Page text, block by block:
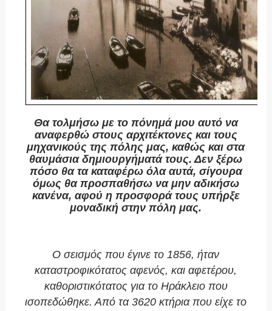
Θα τολμήσω με το πόνημά μου αυτό να
αναφερθώ στους αρχιτέκτονες και τους
μηχανικούς της πόλης μας, καθώς και στα
θαυμάσια δημιουργήματά τους. Δεν ξέρω
πόσο θα τα καταφέρω όλα αυτά, σίγουρα
όμως θα προσπαθήσω να μην αδικήσω
κανένα, αφού η προσφορά τους υπήρξε
μοναδική στην πόλη μας.
Ο σεισμός που έγινε το 1856, ήταν
καταστροφικότατος αφενός, και αφετέρου,
καθοριστικότατος για το Ηράκλειο που
ισοπεδώθηκε. Από τα 3620 κτήρια που είχε το